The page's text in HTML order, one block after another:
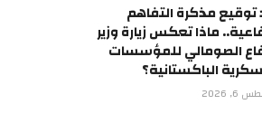
توقيع مذكرة التفاهم
ماذا تعكس زيارة وزير
الصومالي للمؤسسات
الباكستانية؟
2026